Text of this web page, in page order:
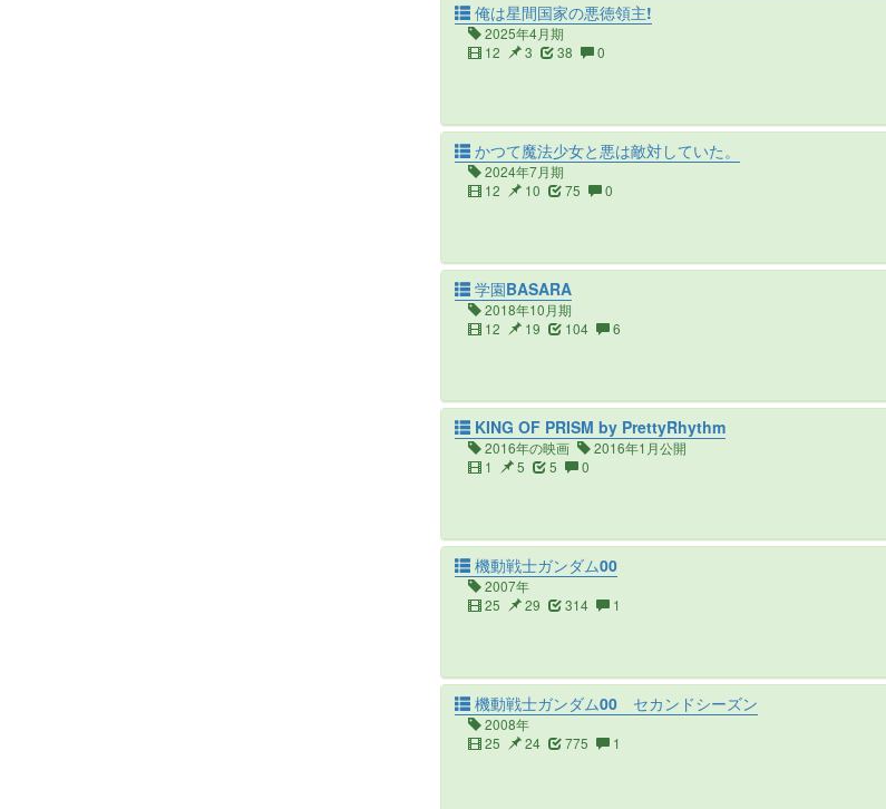
俺は星間国家の悪徳領主!
2025年4月期
12
3 38 0
かつて魔法少女と悪は敵対していた。
2024年7月期
12
10 75 0
学園BASARA
2018年10月期
12
19 104 6
KING OF PRISM by PrettyRhythm
2016年の映画
2016年1月公開
1
5 5 0
機動戦士ガンダム00
2007年
25
29 314 1
機動戦士ガンダム00 セカンドシーズン
2008年
25
24 775 1